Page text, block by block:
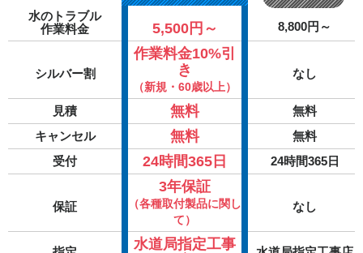
水のトラブル
作業料金
5,500円～ 8,800円～
シルバー割
作業料金10%引
き
（新規・60歳以上）
なし
見積 無料
無料
キャンセル
無料
無料
受付
24時間365日 24時間365日
保証
3年保証
（各種取付製品に関し
て）
なし
水道局指定工事